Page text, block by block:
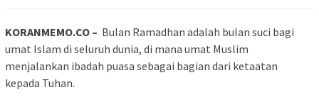
KORANMEMO.CO – Bulan Ramadhan adalah bulan suci bagi
umat Islam di seluruh dunia, di mana umat Muslim
menjalankan ibadah puasa sebagai bagian dari ketaatan
kepada Tuhan.